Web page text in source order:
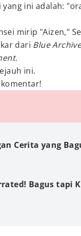
ini adalah:
mirip "Aizen,"
dari Blue
.
ini.
Cerita yang
Bagus tapi